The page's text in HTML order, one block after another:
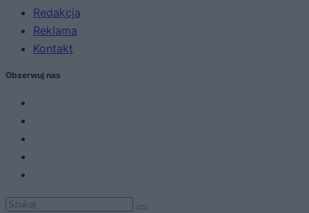
Redakcja
Reklama
Kontakt
Obserwuj nas